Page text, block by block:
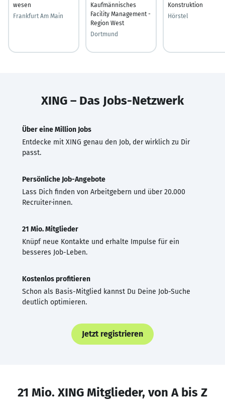
wesen
Frankfurt Am Main
Kaufmännisches
Facility Management -
Region West
Dortmund
Konstruktion
Hörstel
XING – Das Jobs-Netzwerk
Über eine Million Jobs
Entdecke mit XING genau den Job, der wirklich zu Dir
passt.
Persönliche Job-Angebote
Lass Dich finden von Arbeitgebern und über 20.000
Recruiter·innen.
21 Mio. Mitglieder
Knüpf neue Kontakte und erhalte Impulse für ein
besseres Job-Leben.
Kostenlos profitieren
Schon als Basis-Mitglied kannst Du Deine Job-Suche
deutlich optimieren.
Jetzt registrieren
21 Mio. XING Mitglieder, von A bis Z